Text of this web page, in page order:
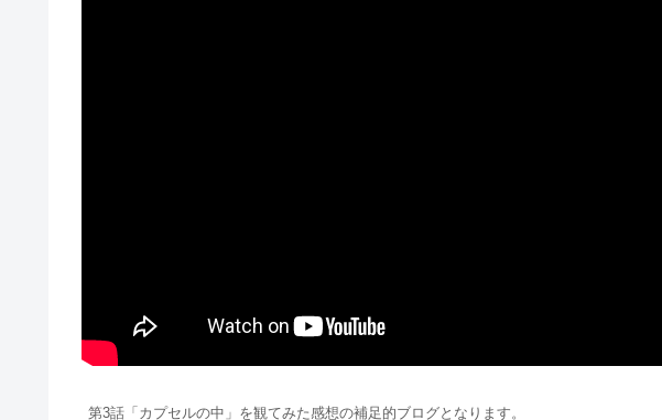
第3話「カプセルの中」を観てみた感想の補足的ブログとなります。